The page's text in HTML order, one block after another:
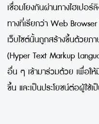
เชื่อมโยงกันผ่านทางไฮเปอร์
ทางที่เรียกว่า Web
เว็บไซต์นั้นถูกสร้างขึ้นด้วยภ
(Hyper Text Markup
อื่น ๆ เข้ามาร่วมด้วย เพื่อให้
ขึ้น และเป็นประโยชน์ต่อผู้ใช้